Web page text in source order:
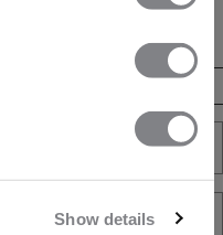
Show details